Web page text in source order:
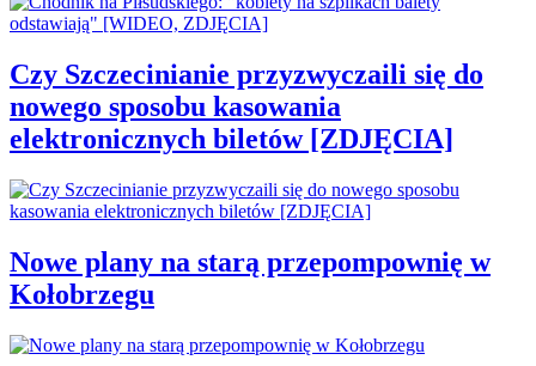
Czy Szczecinianie przyzwyczaili się do
nowego sposobu kasowania
elektronicznych biletów [ZDJĘCIA]
Nowe plany na starą przepompownię w
Kołobrzegu